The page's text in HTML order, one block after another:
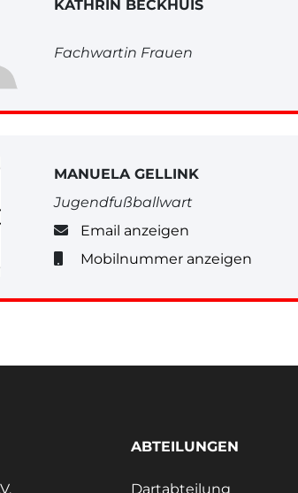
KATHRIN BECKHUIS
Fachwartin Frauen
MANUELA GELLINK
Jugendfußballwart
Email anzeigen
Mobilnummer anzeigen
ABTEILUNGEN
Dartabteilung